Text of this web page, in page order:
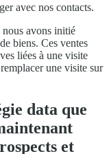
avec nos contacts.
avons initié
biens. Ces ventes
liées à une visite
une visite sur
data que
et